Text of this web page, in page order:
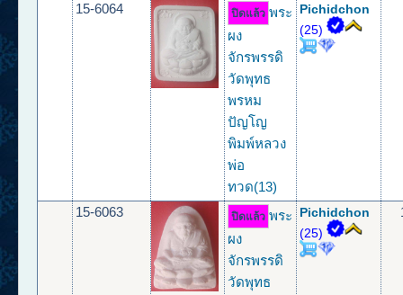
15-6064 ปิดแล้ว พระ
ผง
จักรพรรดิ
วัดพุทธ
พรหม
ปัญโญ
พิมพ์หลวง
พ่อ
ทวด(13)
Pichidchon
(25)
15-6063 ปิดแล้ว พระ
ผง
จักรพรรดิ
วัดพุทธ
Pichidchon
(25)